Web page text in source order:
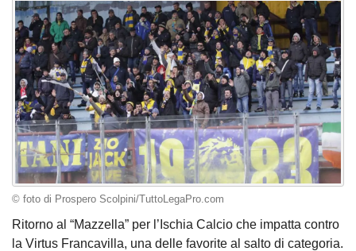
© foto di Prospero Scolpini/TuttoLegaPro.com
Ritorno al “Mazzella” per l’Ischia Calcio che impatta contro
la Virtus Francavilla, una delle favorite al salto di categoria.